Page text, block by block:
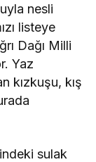
nesli
listeye
Dağı Milli
Yaz
kızkuşu, kış
sulak